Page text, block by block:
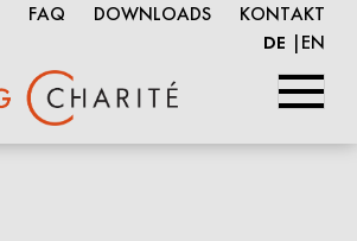
FAQ DOWNLOADS KONTAKT
DE EN